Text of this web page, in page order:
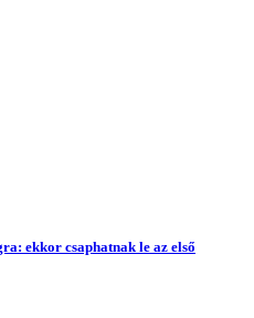
ekkor csaphatnak le az első